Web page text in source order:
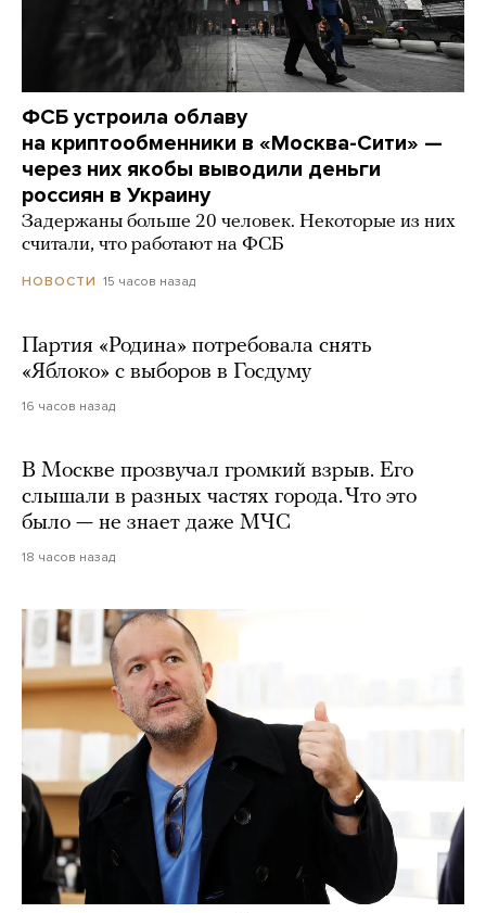
ФСБ устроила облаву
на криптообменники в «Москва-Сити» —
через них якобы выводили деньги
россиян в Украину
Задержаны больше 20 человек. Некоторые из них
считали, что работают на ФСБ
НОВОСТИ 15 часов назад
Партия «Родина» потребовала снять
«Яблоко» с выборов в Госдуму
16 часов назад
В Москве прозвучал громкий взрыв. Его
слышали в разных частях города. Что это
было — не знает даже МЧС
18 часов назад